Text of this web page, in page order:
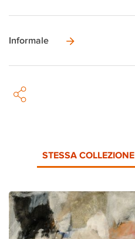
Informale
STESSA COLLEZIONE